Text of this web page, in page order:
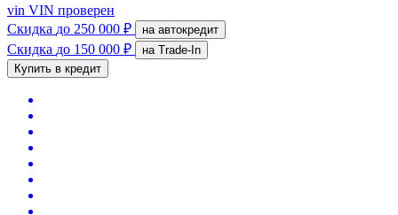
vin VIN проверен
Скидка до 250 000 ₽ на автокредит
Скидка до 150 000 ₽
на Trade-In
Купить в кредит